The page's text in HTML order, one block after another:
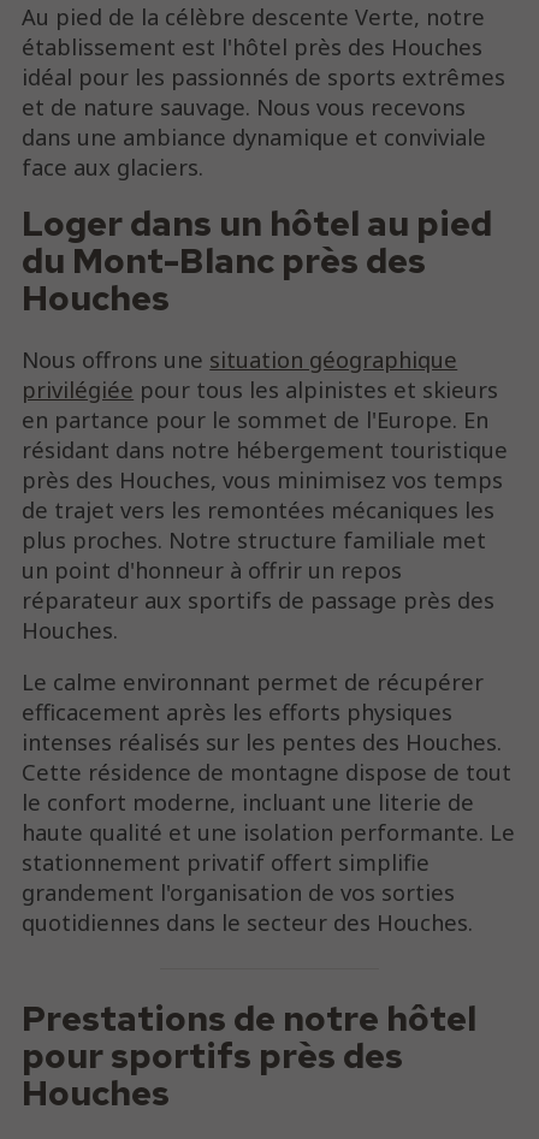
Au pied de la célèbre descente Verte, notre
établissement est l'hôtel près des Houches
idéal pour les passionnés de sports extrêmes
et de nature sauvage. Nous vous recevons
dans une ambiance dynamique et conviviale
face aux glaciers.
Loger dans un hôtel au pied
du Mont-Blanc près des
Houches
Nous offrons une situation géographique
privilégiée pour tous les alpinistes et skieurs
en partance pour le sommet de l'Europe. En
résidant dans notre hébergement touristique
près des Houches, vous minimisez vos temps
de trajet vers les remontées mécaniques les
plus proches. Notre structure familiale met
un point d'honneur à offrir un repos
réparateur aux sportifs de passage près des
Houches.
Le calme environnant permet de récupérer
efficacement après les efforts physiques
intenses réalisés sur les pentes des Houches.
Cette résidence de montagne dispose de tout
le confort moderne, incluant une literie de
haute qualité et une isolation performante. Le
stationnement privatif offert simplifie
grandement l'organisation de vos sorties
quotidiennes dans le secteur des Houches.
Prestations de notre hôtel
pour sportifs près des
Houches